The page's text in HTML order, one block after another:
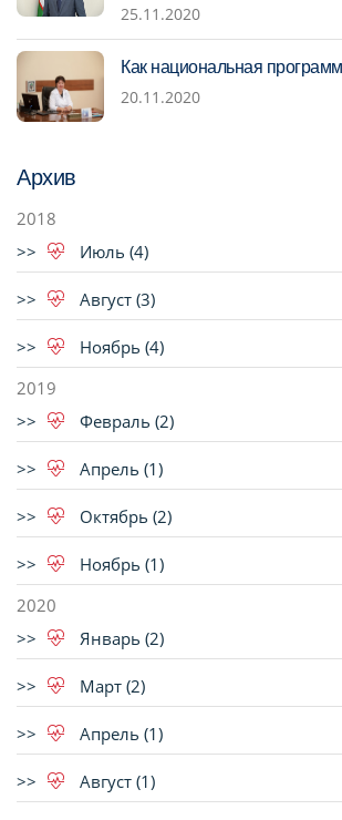
25.11.2020
Как национальная
20.11.2020
Архив
2018
Июль (4)
Август (3)
Ноябрь (4)
2019
Февраль (2)
Апрель (1)
Октябрь (2)
Ноябрь (1)
2020
Январь (2)
Март (2)
Апрель (1)
Август (1)